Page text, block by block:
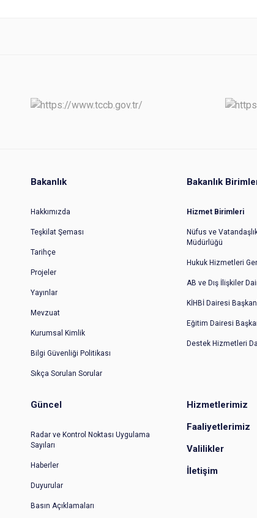
Bakanlık
Hakkımızda
Teşkilat Şeması
Tarihçe
Projeler
Yayınlar
Mevzuat
Kurumsal Kimlik
Bilgi Güvenliği Politikası
Sıkça Sorulan Sorular
Bakanlık
Hizmet Birimleri
Nüfus ve
Müdürlüğü
Hukuk Hizmetleri
AB ve Dış İlişkiler
KİHBİ Dairesi
Eğitim Dairesi
Destek Hizmetleri
Güncel
Radar ve Kontrol Noktası Uygulama
Sayıları
Haberler
Duyurular
Basın Açıklamaları
Hizmetlerimiz
Faaliyetlerimiz
Valilikler
İletişim